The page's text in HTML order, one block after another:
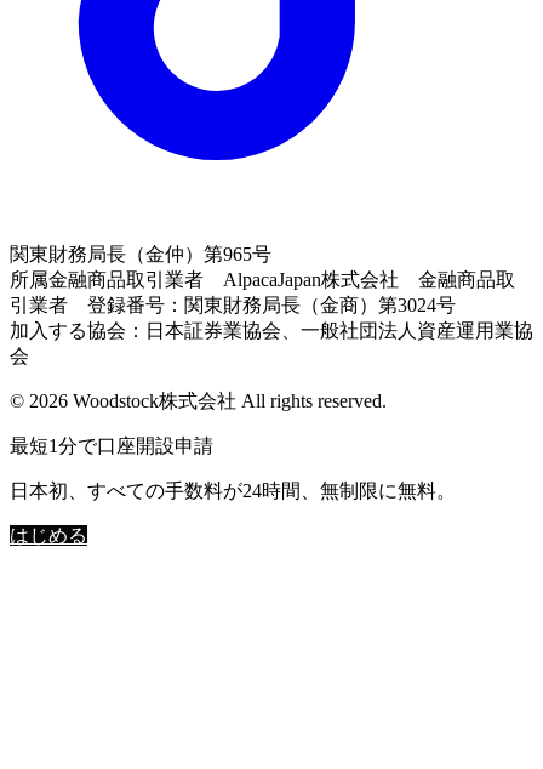
関東財務局長（金仲）第965号
所属金融商品取引業者 AlpacaJapan株式会社 金融商品取
引業者 登録番号：関東財務局長（金商）第3024号
加入する協会：日本証券業協会、一般社団法人資産運用業協
会
© 2026 Woodstock株式会社 All rights reserved.
最短1分で口座開設申請
日本初、すべての手数料が24時間、無制限に無料。
はじめる